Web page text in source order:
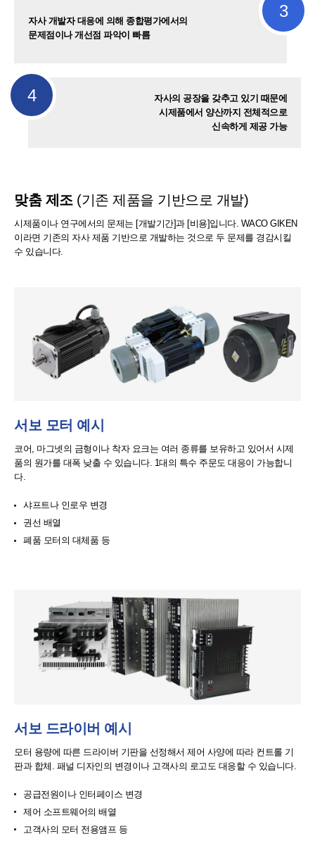
3
자사 개발자 대응에 의해 종합평가에서의
문제점이나 개선점 파악이 빠름
4
자사의 공장을 갖추고 있기 때문에
시제품에서 양산까지 전체적으로
신속하게 제공 가능
맞춤 제조(기존 제품을 기반으로 개발)
시제품이나 연구에서의 문제는 [개발기간]과 [비용]입니다. WACO GIKEN
이라면 기존의 자사 제품 기반으로 개발하는 것으로 두 문제를 경감시킬
수 있습니다.
서보 모터 예시
코어, 마그넷의 금형이나 착자 요크는 여러 종류를 보유하고 있어서 시제
품의 원가를 대폭 낮출 수 있습니다. 1대의 특수 주문도 대응이 가능합니
다.
샤프트나 인로우 변경
권선 배열
폐품 모터의 대체품 등
서보 드라이버 예시
모터 용량에 따른 드라이버 기판을 선정해서 제어 사양에 따라 컨트롤 기
판과 합체. 패널 디자인의 변경이나 고객사의 로고도 대응할 수 있습니다.
공급전원이나 인터페이스 변경
제어 소프트웨어의 배열
고객사의 모터 전용앰프 등